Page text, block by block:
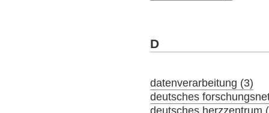
D
datenverarbeitung (3)
deutsches